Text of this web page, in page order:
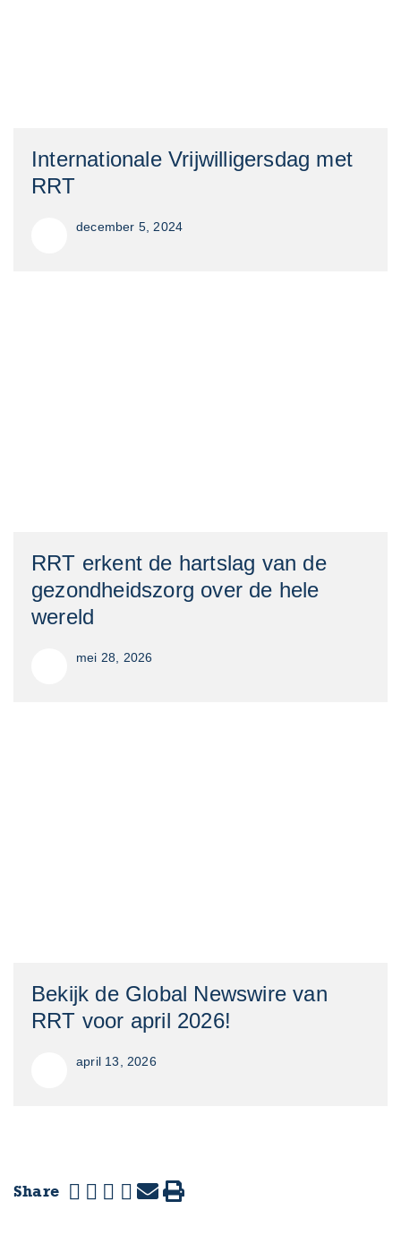
Internationale Vrijwilligersdag met
RRT
december 5, 2024
RRT erkent de hartslag van de
gezondheidszorg over de hele
wereld
mei 28, 2026
Bekijk de Global Newswire van
RRT voor april 2026!
april 13, 2026
Share